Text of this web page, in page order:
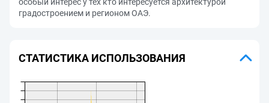
градостроением и регионом ОАЭ.
СТАТИСТИКА ИСПОЛЬЗОВАНИЯ